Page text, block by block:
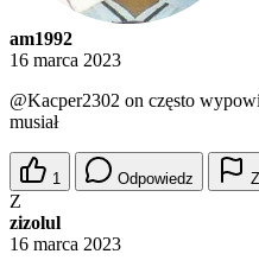
am1992
16 marca 2023
@Kacper2302 on często
musiał
1 Odpowiedz
Z
zizolul
16 marca 2023